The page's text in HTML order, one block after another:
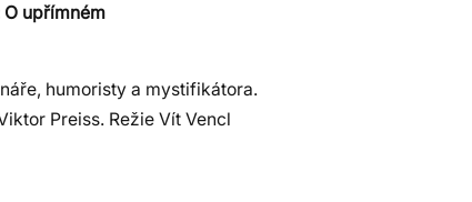
O upřímném
humoristy a mystifikátora.
Preiss. Režie Vít Vencl